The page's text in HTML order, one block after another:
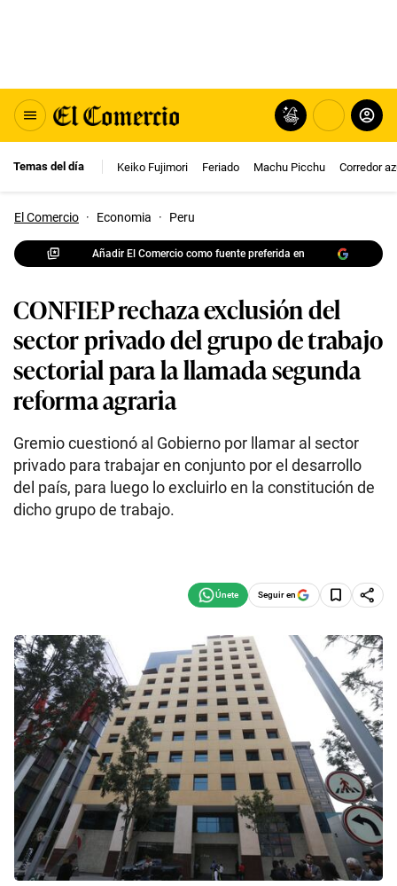
Temas del día Keiko Fujimori Feriado Machu Picchu Corredor
El Comercio · Economia · Peru
Añadir El Comercio como fuente preferida en
CONFIEP rechaza exclusión del
sector privado del grupo de trabajo
sectorial para la llamada segunda
reforma agraria
Gremio cuestionó al Gobierno por llamar al sector
privado para trabajar en conjunto por el desarrollo
del país, para luego lo excluirlo en la constitución de
dicho grupo de trabajo.
Seguir en